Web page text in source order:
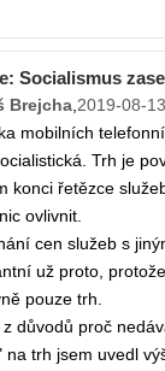
Socialismus
Brejcha 2019-08-
mobilních
Trh je
konci řetězce
ovlivnit.
cen služeb s
už proto,
pouze trh.
důvodů proč
na trh jsem uvedl